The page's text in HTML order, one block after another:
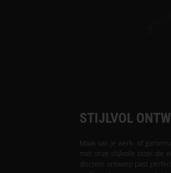
STIJLVOL
Maak van je werk- of
met onze stijlvolle stoel die
discrete ontwerp past